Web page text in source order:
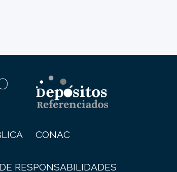
CONAC
RESPONSABILIDADES